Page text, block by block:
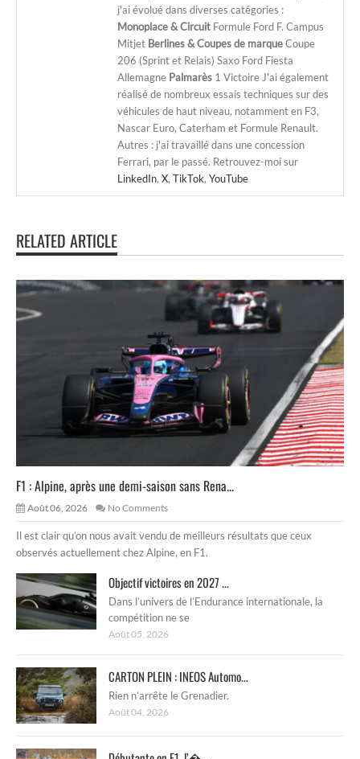
j'ai évolué dans diverses catégories :
Monoplace & Circuit Formule Ford F. Campus
Mitjet Berlines & Coupes de marqueCoupe
206 (Sprint et Relais) Saxo Ford Fiesta
Allemagne Palmarès 1 Victoire J'ai également
réalisé de nombreux essais techniques sur des
véhicules de haut niveau, notamment en F3,
Nascar Euro, Caterham et Formule Renault.
Autres : j'ai travaillé dans une concession
Ferrari, par le passé. Retrouvez-moi sur
LinkedIn, X, TikTok, YouTube
RELATED ARTICLE
F1 : Alpine, après une demi-saison sans Rena...
Août 06, 2026 No Comments
Il est clair qu’on nous avait vendu de meilleurs résultats que ceux
observés actuellement chez Alpine, en F1.
Objectif victoires en 2027 ...
Dans l’univers de l’Endurance internationale, la
compétition ne se
Août 05, 2026
CARTON PLEIN : INEOS Automo...
Rien n’arrête le Grenadier.
Août 04, 2026